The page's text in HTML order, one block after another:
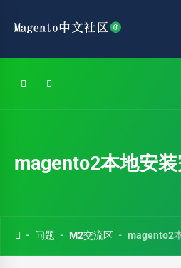
magento2本地安
问题 M2交流区 magento2